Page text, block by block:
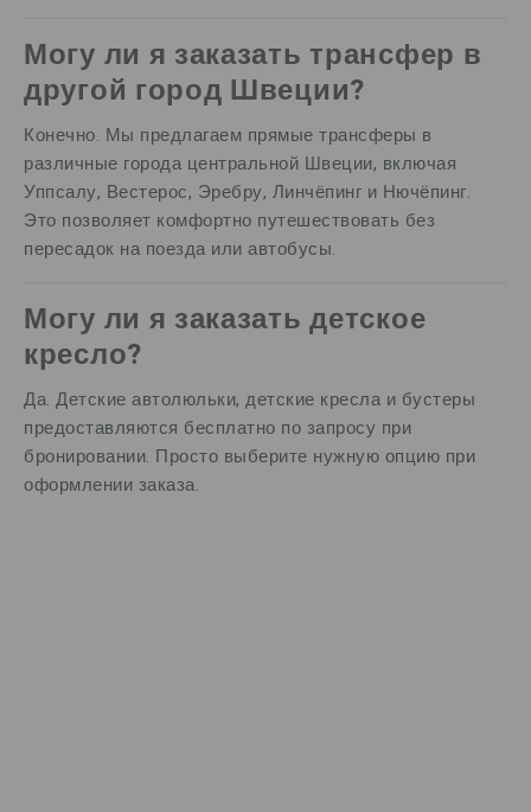
Могу ли я заказать трансфер в
другой город Швеции?
Конечно. Мы предлагаем прямые трансферы в
различные города центральной Швеции, включая
Уппсалу, Вестерос, Эребру, Линчёпинг и Нючёпинг.
Это позволяет комфортно путешествовать без
пересадок на поезда или автобусы.
Могу ли я заказать детское
кресло?
Да. Детские автолюльки, детские кресла и бустеры
предоставляются бесплатно по запросу при
бронировании. Просто выберите нужную опцию при
оформлении заказа.